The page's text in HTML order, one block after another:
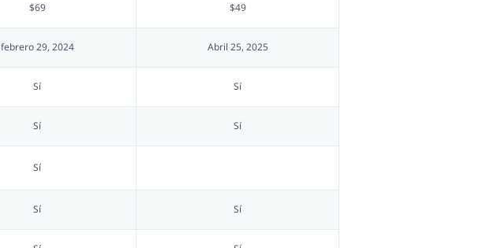
$69 $49
febrero 29, 2024 Abril 25, 2025
Sí Sí
Sí Sí
Sí
Sí Sí